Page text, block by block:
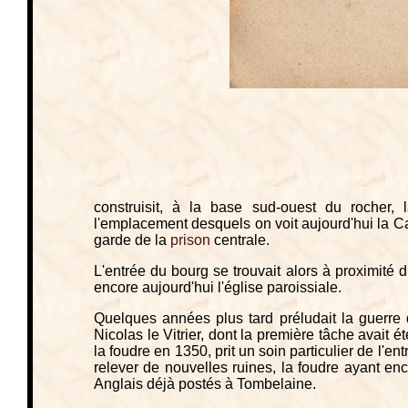
construisit, à la base sud-ouest du
l'emplacement desquels on voit aujourd'hui la
garde de la prison centrale.
L'entrée du bourg se trouvait alors à proximité
encore aujourd'hui l'église paroissiale.
Quelques années plus tard préludait la
Nicolas le Vitrier, dont la première tâche avait
la foudre en 1350, prit un soin particulier de
relever de nouvelles ruines, la foudre ayant
Anglais déjà postés à Tombelaine.